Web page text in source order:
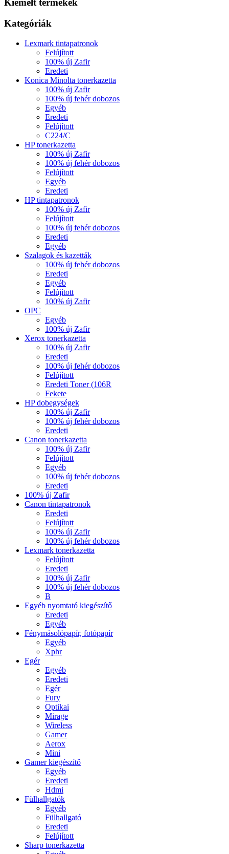
Kiemelt termékek
Kategóriák
Lexmark tintapatronok
Felújított
100% új Zafir
Eredeti
Konica Minolta tonerkazetta
100% új Zafir
100% új fehér dobozos
Egyéb
Eredeti
Felújított
C224/C
HP tonerkazetta
100% új Zafir
100% új fehér dobozos
Felújított
Egyéb
Eredeti
HP tintapatronok
100% új Zafir
Felújított
100% új fehér dobozos
Eredeti
Egyéb
Szalagok és kazetták
100% új fehér dobozos
Eredeti
Egyéb
Felújított
100% új Zafir
OPC
Egyéb
100% új Zafir
Xerox tonerkazetta
100% új Zafir
Eredeti
100% új fehér dobozos
Felújított
Eredeti Toner (106R
Fekete
HP dobegységek
100% új Zafir
100% új fehér dobozos
Eredeti
Canon tonerkazetta
100% új Zafir
Felújított
Egyéb
100% új fehér dobozos
Eredeti
100% új Zafir
Canon tintapatronok
Eredeti
Felújított
100% új Zafir
100% új fehér dobozos
Lexmark tonerkazetta
Felújított
Eredeti
100% új Zafir
100% új fehér dobozos
B
Egyéb nyomtató kiegészítő
Eredeti
Egyéb
Fénymásolópapír, fotópapír
Egyéb
Xphr
Egér
Egyéb
Eredeti
Egér
Fury
Optikai
Mirage
Wireless
Gamer
Aerox
Mini
Gamer kiegészítő
Egyéb
Eredeti
Hdmi
Fülhallgatók
Egyéb
Fülhallgató
Eredeti
Felújított
Sharp tonerkazetta